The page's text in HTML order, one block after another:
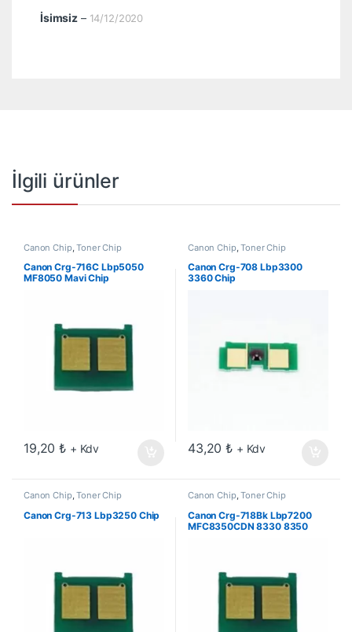
İsimsiz – 14/12/2020
İlgili ürünler
Canon Chip ,Toner Chip
Canon Crg-716C Lbp5050
MF8050 Mavi Chip
19,20₺ + Kdv
Canon Chip ,Toner Chip
Canon Crg-708 Lbp3300
3360 Chip
43,20₺ + Kdv
Canon Chip,Toner Chip
Canon Crg-713 Lbp3250 Chip
Canon Chip,Toner Chip
Canon Crg-718Bk Lbp7200
MFC8350CDN 8330 8350